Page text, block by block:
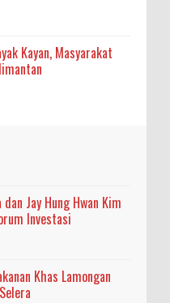
Kayan, Masyarakat
Jay Hung Hwan Kim
Investasi
Khas Lamongan